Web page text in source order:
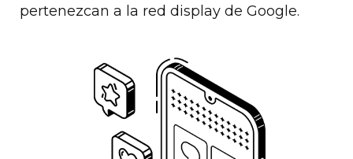
pertenezcan a la red display de Google.